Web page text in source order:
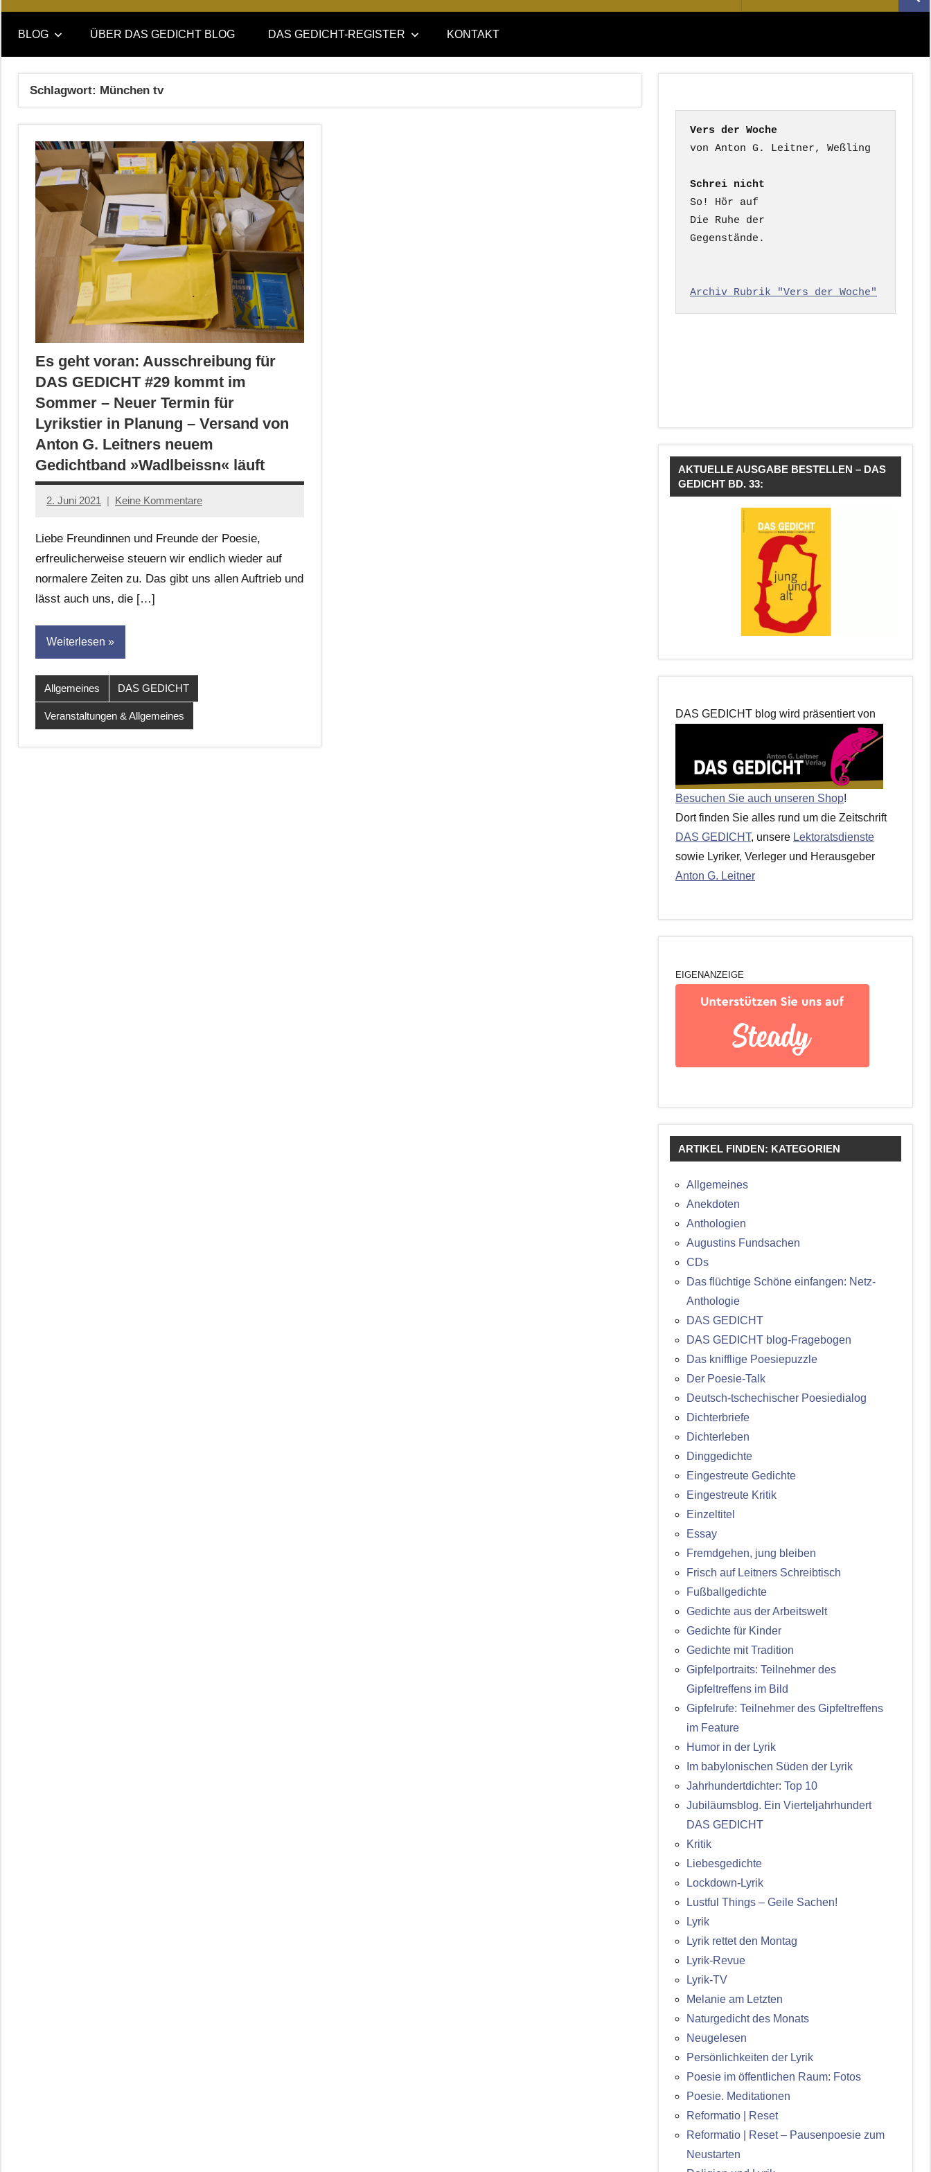
DAS
GEDICHT
blog
DAS
GEDICHT.
Zeitschrift
nach:
BLOG ÜBER DAS GEDICHT BLOG DAS GEDICHT-REGISTER KONTAKT
Schlagwort: München tv
Es geht voran: Ausschreibung für
DAS GEDICHT #29 kommt im
Sommer – Neuer Termin für
Lyrikstier in Planung – Versand von
Anton G. Leitners neuem
Gedichtband »Wadlbeissn« läuft
2. Juni 2021
Jan-
Hornauer
für
dasgedichtblog
Keine Kommentare
Liebe Freundinnen und Freunde der Poesie,
erfreulicherweise steuern wir endlich wieder auf
normalere Zeiten zu. Das gibt uns allen Auftrieb und
lässt auch uns, die […]
Weiterlesen
Allgemeines DAS GEDICHT
Veranstaltungen & Allgemeines
Vers der Woche
Schrei nicht
So! Hör auf
Die Ruhe der
Gegenstände.
Archiv Rubrik "Vers der Woche"
AKTUELLE AUSGABE BESTELLEN – DAS
GEDICHT BD. 33:
DAS GEDICHT blog wird präsentiert von
Besuchen Sie auch unseren Shop!
Dort finden Sie alles rund um die Zeitschrift
DAS GEDICHT, unsere Lektoratsdienste
sowie Lyriker, Verleger und Herausgeber
Anton G. Leitner
EIGENANZEIGE
ARTIKEL FINDEN: KATEGORIEN
Allgemeines
Anekdoten
Anthologien
Augustins Fundsachen
CDs
Das flüchtige Schöne einfangen: Netz-
Anthologie
DAS GEDICHT
DAS GEDICHT blog-Fragebogen
Das knifflige Poesiepuzzle
Der Poesie-Talk
Deutsch-tschechischer Poesiedialog
Dichterbriefe
Dichterleben
Dinggedichte
Eingestreute Gedichte
Eingestreute Kritik
Einzeltitel
Essay
Fremdgehen, jung bleiben
Frisch auf Leitners Schreibtisch
Fußballgedichte
Gedichte aus der Arbeitswelt
Gedichte für Kinder
Gedichte mit Tradition
Gipfelportraits: Teilnehmer des
Gipfeltreffens im Bild
Gipfelrufe: Teilnehmer des Gipfeltreffens
im Feature
Humor in der Lyrik
Im babylonischen Süden der Lyrik
Jahrhundertdichter: Top 10
Jubiläumsblog. Ein Vierteljahrhundert
DAS GEDICHT
Kritik
Liebesgedichte
Lockdown-Lyrik
Lustful Things – Geile Sachen!
Lyrik
Lyrik rettet den Montag
Lyrik-Revue
Lyrik-TV
Melanie am Letzten
Naturgedicht des Monats
Neugelesen
Persönlichkeiten der Lyrik
Poesie im öffentlichen Raum: Fotos
Poesie. Meditationen
Reformatio | Reset
Reformatio | Reset – Pausenpoesie zum
Neustarten